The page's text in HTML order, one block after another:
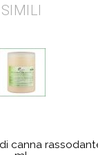
SIMILI
canna